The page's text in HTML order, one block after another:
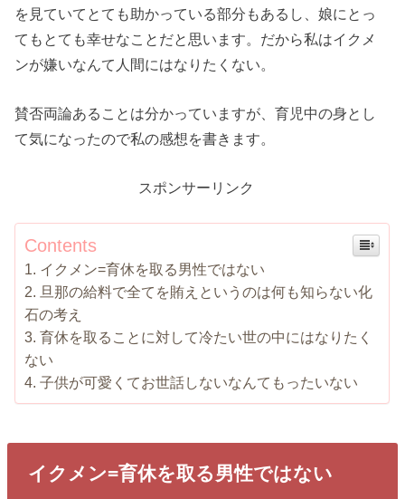
を見ていてとても助かっている部分もあるし、娘にとっ
てもとても幸せなことだと思います。だから私はイクメ
ンが嫌いなんて人間にはなりたくない。
賛否両論あることは分かっていますが、育児中の身とし
て気になったので私の感想を書きます。
スポンサーリンク
Contents
イクメン=育休を取る男性ではない
旦那の給料で全てを賄えというのは何も知らない化
石の考え
育休を取ることに対して冷たい世の中にはなりたく
ない
子供が可愛くてお世話しないなんてもったいない
イクメン=育休を取る男性ではない